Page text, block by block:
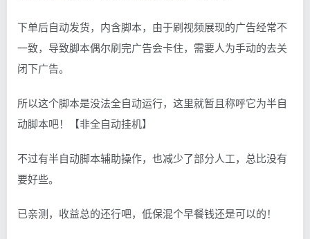
下单后自动发货，内含脚本，由于刷视频展现的广告经常不
一致，导致脚本偶尔刷完广告会卡住，需要人为手动的去关
闭下广告。
所以这个脚本是没法全自动运行，这里就暂且称呼它为半自
动脚本吧！【非全自动挂机】
不过有半自动脚本辅助操作，也减少了部分人工，总比没有
要好些。
已亲测，收益总的还行吧，低保混个早餐钱还是可以的！